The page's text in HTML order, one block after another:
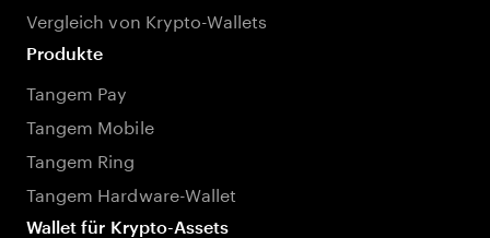
Vergleich von Krypto-Wallets
Produkte
Tangem Pay
Tangem Mobile
Tangem Ring
Tangem Hardware-Wallet
Wallet für Krypto-Assets